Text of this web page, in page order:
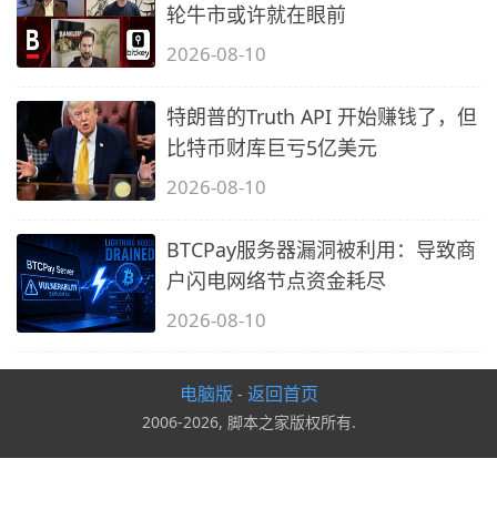
轮牛市或许就在眼前
2026-08-10
特朗普的Truth API 开始赚钱了，但
比特币财库巨亏5亿美元
2026-08-10
BTCPay服务器漏洞被利用：导致商
户闪电网络节点资金耗尽
2026-08-10
电脑版 - 返回首页
2006-2026, 脚本之家版权所有.